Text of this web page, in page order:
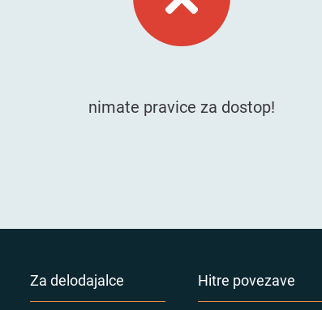
nimate pravice za dostop!
Za delodajalce Hitre povezave